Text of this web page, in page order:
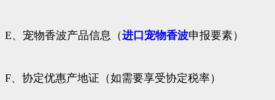
E、宠物香波产品信息（进口宠物香波申报要素）
F、协定优惠产地证（如需要享受协定税率）